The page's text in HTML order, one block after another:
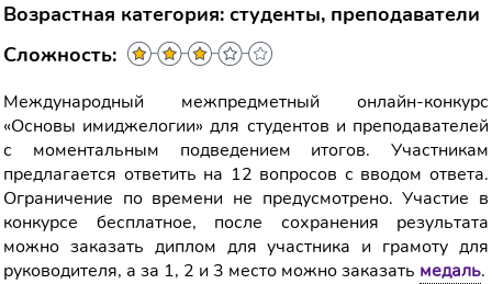
Возрастная категория: студенты, преподаватели
Сложность:
Международный межпредметный онлайн-конкурс
«Основы имиджелогии» для студентов и преподавателей
с моментальным подведением итогов. Участникам
предлагается ответить на 12 вопросов с вводом ответа.
Ограничение по времени не предусмотрено. Участие в
конкурсе бесплатное, после сохранения результата
можно заказать диплом для участника и грамоту для
руководителя, а за 1, 2 и 3 место можно заказать медаль.